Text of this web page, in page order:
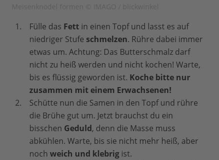
Fülle das Fett in einen Topf und lasst es auf
niedriger Stufe schmelzen. Rühre dabei immer
etwas um. Achtung: Das Butterschmalz darf
nicht zu heiß werden und nicht kochen! Warte,
bis es flüssig geworden ist. Koche bitte nur
zusammen mit einem Erwachsenen!
Schütte nun die Samen in den Topf und rühre
die Brühe gut um. Jetzt brauchst du ein
bisschen Geduld, denn die Masse muss
abkühlen. Warte, bis sie nicht mehr heiß, aber
noch weich und klebrig ist.